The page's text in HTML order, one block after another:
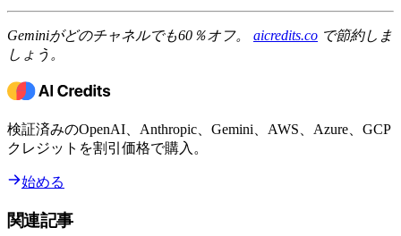
Geminiがどのチャネルでも60％オフ。 aicredits.co で節約しま
しょう。
検証済みのOpenAI、Anthropic、Gemini、AWS、Azure、GCP
クレジットを割引価格で購入。
始める
関連記事